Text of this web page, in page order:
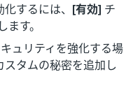
するには、 [有効] チ
す。
ュリティを強化する場
タムの秘密を追加し